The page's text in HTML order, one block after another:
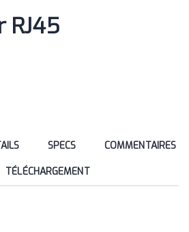
RJ45
SPECS
COMMENTAIRES
TÉLÉCHARGEMENT